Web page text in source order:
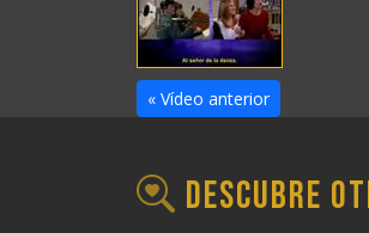
« Vídeo anterior
Descubre